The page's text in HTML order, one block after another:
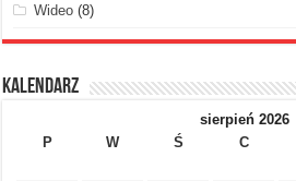
Wideo (8)
Kalendarz
sierpień 2026
P
W Ś C